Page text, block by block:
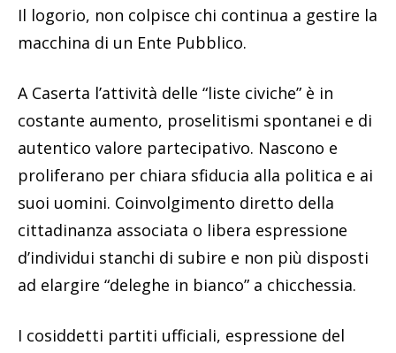
Il logorio, non colpisce chi continua a gestire la
macchina di un Ente Pubblico.
A Caserta l’attività delle “liste civiche” è in
costante aumento, proselitismi spontanei e di
autentico valore partecipativo. Nascono e
proliferano per chiara sfiducia alla politica e ai
suoi uomini. Coinvolgimento diretto della
cittadinanza associata o libera espressione
d’individui stanchi di subire e non più disposti
ad elargire “deleghe in bianco” a chicchessia.
I cosiddetti partiti ufficiali, espressione del